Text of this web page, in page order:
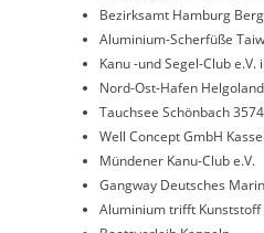
Bezirksamt Hamburg
Aluminium-Scherfüße
Kanu -und Segel-Club
Nord-Ost-Hafen Helgoland
Tauchsee Schönbach
Well Concept GmbH Kassel
Mündener Kanu-Club e.V.
Gangway Deutsches
Aluminium trifft Kunststoff